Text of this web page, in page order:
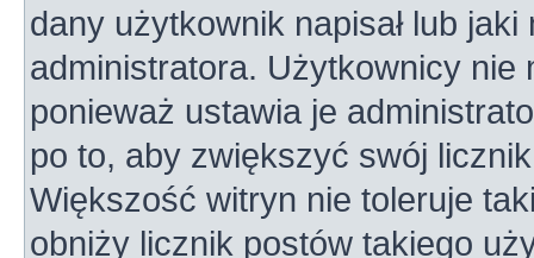
dany użytkownik napisał lub
administratora. Użytkownicy
ponieważ ustawia je
po to, aby zwiększyć swój
Większość witryn nie toleruje
obniży licznik postów takiego